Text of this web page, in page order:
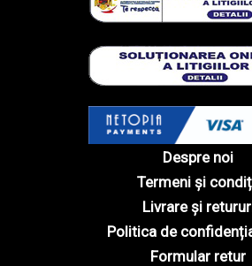
Despre noi
Termeni și
Livrare și
Politica de
Formular retur